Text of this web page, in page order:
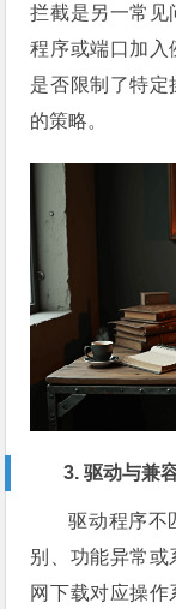
拦截是另一常见
程序或端口加入
是否限制了特定
的策略。
3. 驱动与兼
驱动程序不
别、功能异常或
网下载对应操